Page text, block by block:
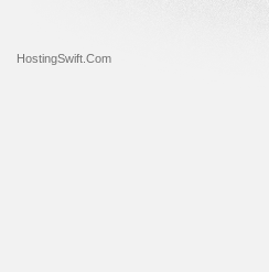
HostingSwift.Com